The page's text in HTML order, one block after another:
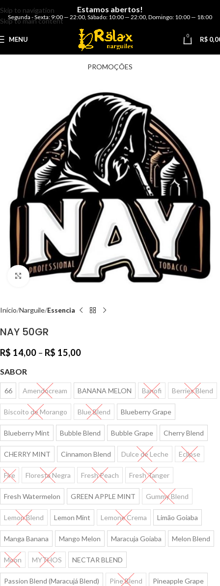
Skip to navigation
Skip to main content
Estamos abertos!
Segunda - Sexta: 9:00 — 22:00 Sábado: 10:00 — 22:00 Domingo: 10:00 — 18:00
MENU 0 R$
PROMOÇÕES
Clique para ampliar
Início Narguile Essencia
NAY 50GR
R$ 14,00 – R$ 15,00
SABOR
66 Amendocream BANANA MELON Banofi Berries Blend
Biscoito de Morango Blue Blend Blueberry Grape
Blueberry Mint Bubble Blend Bubble Grape Cherry Blend
CHERRY MINT Cinnamon Blend Dulce de Leche Eclipse
Fire Floresta Negra Fresh Peach Fresh Tanger
Fresh Watermelon GREEN APPLE MINT Gummy Blend
Lemon Blend Lemon Mint Lemone Crema Limão Goiaba
Manga Banana Mango Melon Maracuja Goiaba Melon Blend
Moon MYTHOS NECTAR BLEND
Passion Blend (Maracujá Blend) Pine Blend Pineapple Grape